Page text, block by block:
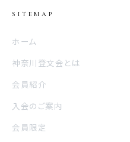
SITEMAP
ホーム
神奈川登文会とは
会員紹介
入会のご案内
会員限定